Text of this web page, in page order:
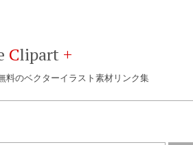
Clipart +
料のベクターイラスト素材リンク集